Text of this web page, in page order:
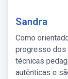
Sandra
Como
progresso dos
técnicas
autênticas e